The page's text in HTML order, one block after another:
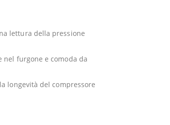
lettura della pressione
nel furgone e comoda da
longevità del compressore